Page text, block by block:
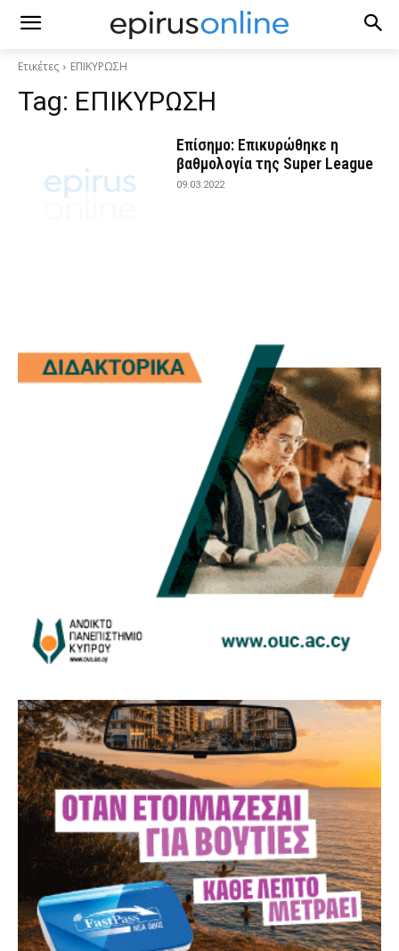
Ετικέτες ΕΠΙΚΥΡΩΣΗ
Tag: ΕΠΙΚΥΡΩΣΗ
Επίσημο: Επικυρώθηκε η
βαθμολογία της Super League
09.03.2022